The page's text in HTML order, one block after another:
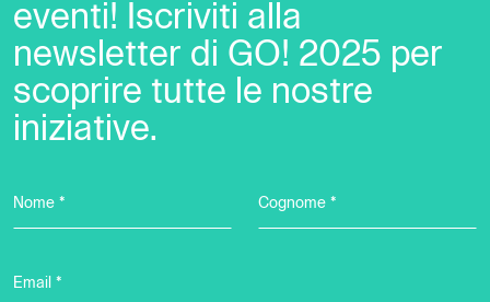
eventi! Iscriviti alla
newsletter di GO! 2025 per
scoprire tutte le nostre
iniziative.
Nome * Cognome *
Email *